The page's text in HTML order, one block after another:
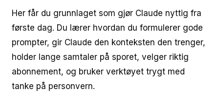
Her får du grunnlaget som gjør Claude nyttig fra
første dag. Du lærer hvordan du formulerer gode
prompter, gir Claude den konteksten den trenger,
holder lange samtaler på sporet, velger riktig
abonnement, og bruker verktøyet trygt med
tanke på personvern.